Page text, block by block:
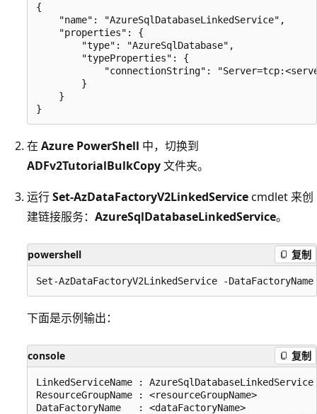
{
    "name": "AzureSqlDatabaseLinkedService",
    "properties": {
        "type": "AzureSqlDatabase",
        "typeProperties": {
"connectionString":
        }
    }
在 Azure PowerShell 中，切换到
ADFv2TutorialBulkCopy文件夹。
运行Set-AzDataFactoryV2LinkedServicecmdlet 来创
建链接服务： AzureSqlDatabaseLinkedService。
powershell 复制
下面是示例输出：
console 复制
LinkedServiceName : AzureSqlDatabaseLinkedService
ResourceGroupName : <resourceGroupName>
DataFactoryName   : <dataFactoryName>